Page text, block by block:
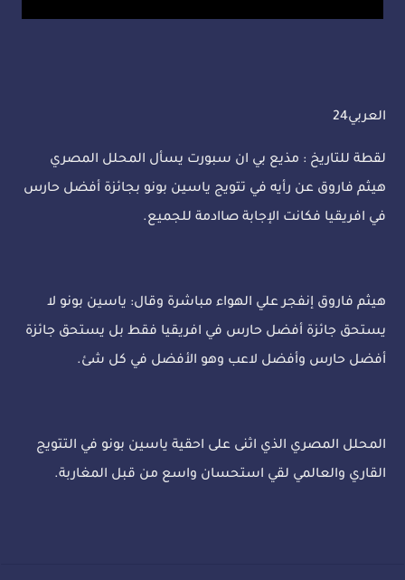
العربي24
لقطة للتاريخ : مذيع بي ان سبورت يسأل المحلل المصري
هيثم فاروق عن رأيه في تتويج ياسين بونو بجائزة أفضل حارس
في افريقيا فكانت الإجابة صاادمة للجميع.
هيثم فاروق إنفجر علي الهواء مباشرة وقال: ياسين بونو لا
يستحق جائزة أفضل حارس في افريقيا فقط بل يستحق جائزة
أفضل حارس وأفضل لاعب وهو الأفضل في كل شئ.
المحلل المصري الذي اثنى على احقية ياسين بونو في التتويج
القاري والعالمي لقي استحسان واسع من قبل المغاربة.